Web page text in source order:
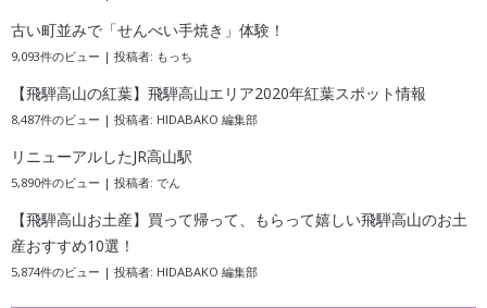
古い町並みで「せんべい手焼き」体験！
9,093件のビュー | 投稿者: もっち
【飛騨高山の紅葉】飛騨高山エリア2020年紅葉スポット情報
8,487件のビュー | 投稿者: HIDABAKO 編集部
リニューアルしたJR高山駅
5,890件のビュー | 投稿者: でん
【飛騨高山お土産】買って帰って、もらって嬉しい飛騨高山のお土
産おすすめ10選！
5,874件のビュー | 投稿者: HIDABAKO 編集部